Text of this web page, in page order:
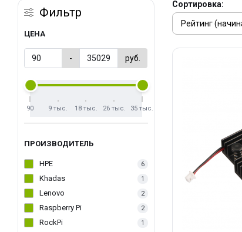
Фильтр
ЦЕНА
- руб.
90 9 тыс. 18 тыс. 26 тыс. 35 тыс.
ПРОИЗВОДИТЕЛЬ
HPE 6
Khadas 1
Lenovo 2
Raspberry Pi 2
RockPi 1
Сортировка: